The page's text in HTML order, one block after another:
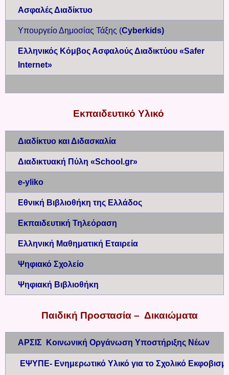
Ασφαλές Διαδίκτυο
Υπουργείο Δημοσίας Τάξης (Cyberkids)
Ελληνικός Κόμβος Ασφαλούς Διαδικτύου «Safer
Internet»
Εκπαιδευτικό Υλικό
Διαδίκτυο και Διδασκαλία
Διαδικτυακή Πύλη «School.gr»
e-yliko
Εθνική Βιβλιοθήκη της Ελλάδος
Εκπαιδευτική Τηλεόραση
Ελληνική Μαθηματική Εταιρεία
Ψηφιακό Σχολείο
Ψηφιακή Βιβλιοθήκη
Παιδική Προστασία – Δικαιώματα
ΑΡΣΙΣ Κοινωνική Οργάνωση Υποστήριξης Νέων
ΕΨΥΠΕ- Ενημερωτικό Υλικό για το Σχολικό